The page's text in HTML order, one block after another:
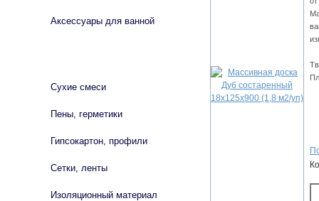
Аксессуары для ванной
Сухие смеси
Пены, герметики
Гипсокартон, профили
Сетки, ленты
Изоляционный материал